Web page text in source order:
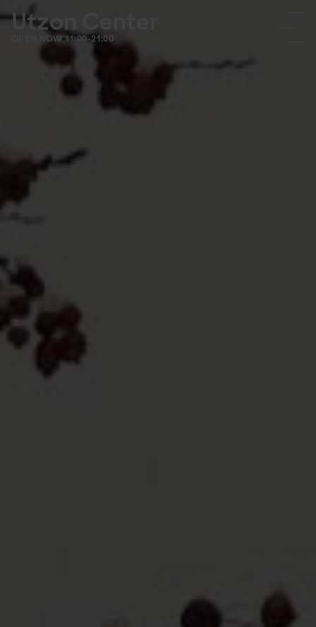
Utzon Center
OPEN NOW 11:00-21:00